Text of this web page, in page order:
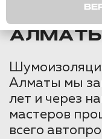
Алматы мы
лет и через
мастеров
всего